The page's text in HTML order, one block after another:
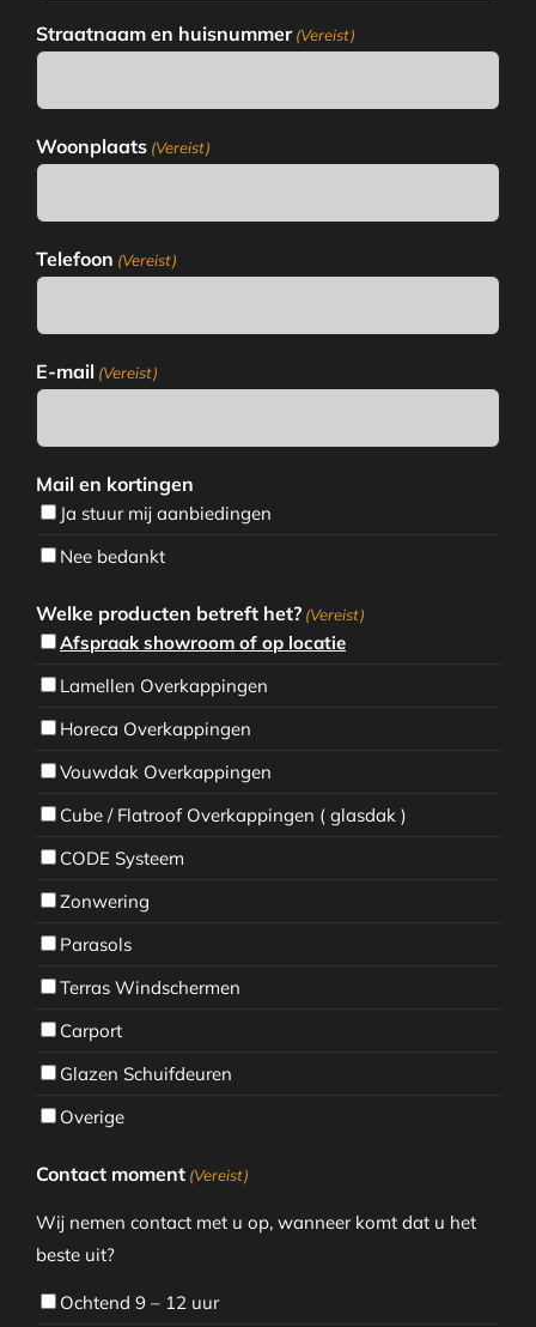
Straatnaam en huisnummer (Vereist)
Woonplaats (Vereist)
Telefoon (Vereist)
E-mail (Vereist)
Mail en kortingen
Ja stuur mij aanbiedingen
Nee bedankt
Welke producten betreft het? (Vereist)
Afspraak showroom of op locatie
Lamellen Overkappingen
Horeca Overkappingen
Vouwdak Overkappingen
Cube / Flatroof Overkappingen ( glasdak )
CODE Systeem
Zonwering
Parasols
Terras Windschermen
Carport
Glazen Schuifdeuren
Overige
Contact moment (Vereist)
Wij nemen contact met u op, wanneer komt dat u het
beste uit?
Ochtend 9 – 12 uur